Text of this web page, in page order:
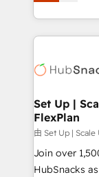
Sales
HubSpot
COS Design
Partner
digital
results)! In short, our services include: - HubSpot
HubSpot
marketing,
design We connect people, data and technology to
improve
people,
ensure revenue
Set Up |
FlexPlan
由 Set Up |
Join over
HubSnacks